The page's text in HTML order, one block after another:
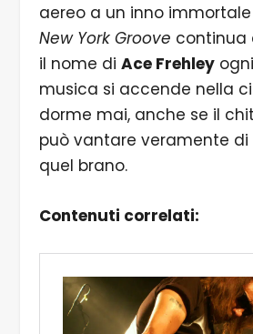
aereo a un inno immortale
New York Groove continua
il nome di Ace Frehley
musica si accende nella
dorme mai, anche se il
può vantare veramente
quel brano.
Contenuti correlati: